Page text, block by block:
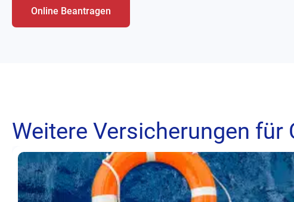
Online Beantragen
Weitere Versicherungen für